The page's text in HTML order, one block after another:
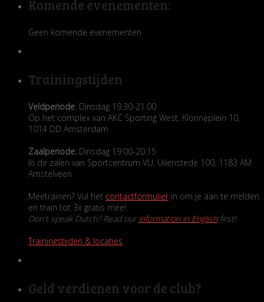
Komende evenementen:
Geen komende evenementen
Trainingstijden
Veldperiode: Dinsdag 19.30-21.00
Op het complex van AKC Sporting West, Klönneplein 10,
1014 DD Amsterdam
Zaalperiode: Dinsdag 19:00-20.15
In de zalen van Sportcentrum VU, Uilenstede 100, 1183 AM
Amstelveen
Meetrainen? Vul het contactformulierin om je aan te melden
en train tot 3x gratis mee!
Don't speak Dutch? Read ourinformation in Englishfirst!
Trainingstijden & locaties
Geld verdienen voor de club?